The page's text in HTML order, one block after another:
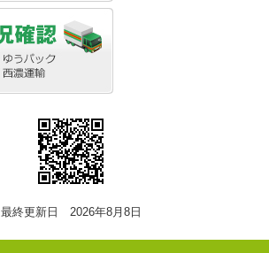
最終更新日 2026年8月8日